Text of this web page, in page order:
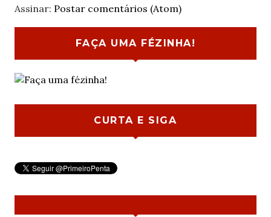
Assinar: Postar comentários (Atom)
FAÇA UMA FÉZINHA!
CURTA E SIGA